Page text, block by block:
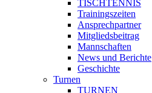
TISCHTENNIS
Trainingszeiten
Ansprechpartner
Mitgliedsbeitrag
Mannschaften
News und Berichte
Geschichte
Turnen
TURNEN